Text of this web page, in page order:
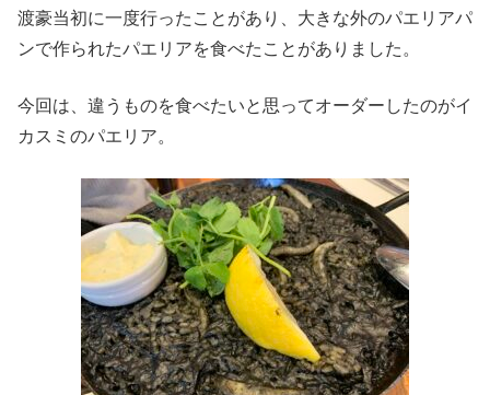
渡豪当初に一度行ったことがあり、大きな外のパエリアパ
ンで作られたパエリアを食べたことがありました。
今回は、違うものを食べたいと思ってオーダーしたのがイ
カスミのパエリア。